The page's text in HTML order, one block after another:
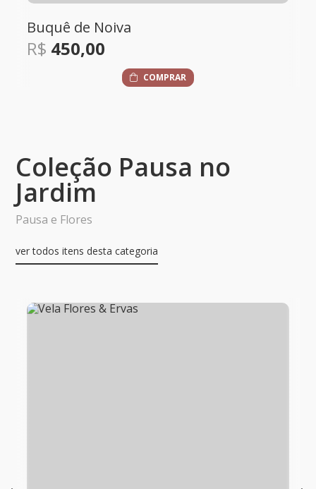
Box Elegance com o Buquê de
R$
Coleção Pausa no
Jardim
Pausa e Flores
ver todos itens desta categoria